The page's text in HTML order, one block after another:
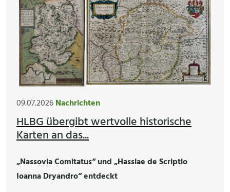
09.07.2026Nachrichten
HLBG übergibt wertvolle historische
Karten an das...
„Nassovia Comitatus“ und „Hassiae de Scriptio
Ioanna Dryandro“ entdeckt